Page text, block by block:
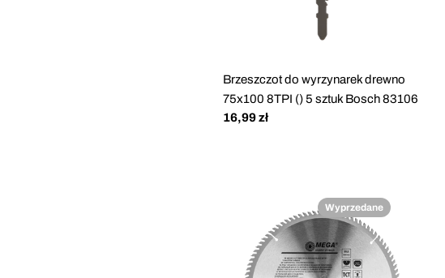
Brzeszczot do wyrzynarek drewno
75x100 8TPI () 5 sztuk Bosch 83106
Cena
16,99 zł
Wyprzedane